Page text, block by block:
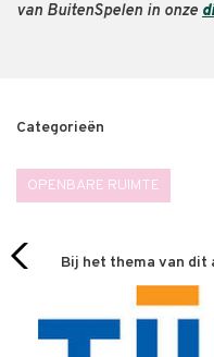
van BuitenSpelen in onze
Categorieën
OPENBARE RUIMTE
Bij het thema van